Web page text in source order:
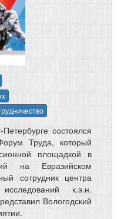
состоялся
Труда, который
площадкой в
на Евразийском
сотрудник центра
исследований к.э.н.
Вологодский